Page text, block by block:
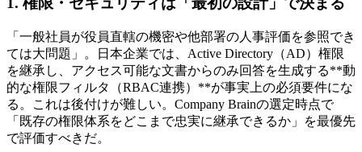
「一般​社員が​役員直轄の​機密や​他部署の​人事評価を​参照でき
ては​大問題」。​日本企業では、​Active Directory​（AD）​権限
を​継承し、​アクセス可能な​文書から​のみ​回答を​生成する​**動
的な​権限フィルタ​（RBAC連携）​**が​事実上の​必須要件に​な
る。​これは​後付けが​難しい。​Company Brainの​選定時点で​
「既存の​権限体系を​どこまで​忠実に​継承できるか」を​最優先
で​評価すべきだ。